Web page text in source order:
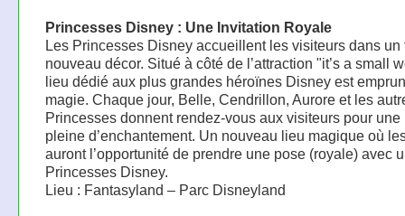
Princesses Disney : Une Invitation Royale
Les Princesses Disney accueillent les visiteurs dans un
nouveau décor. Situé à côté de l’attraction "it’s a small
lieu dédié aux plus grandes héroïnes Disney est
magie. Chaque jour, Belle, Cendrillon, Aurore et les
Princesses donnent rendez-vous aux visiteurs pour une
pleine d’enchantement. Un nouveau lieu magique où
auront l’opportunité de prendre une pose (royale) avec
Princesses Disney.
Lieu : Fantasyland – Parc Disneyland